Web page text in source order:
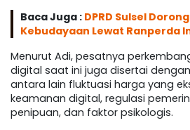
Baca Juga : DPRD Sulsel
Kebudayaan Lewat Ranperda
Menurut Adi, pesatnya
digital saat ini juga disertai
antara lain fluktuasi harga yang
keamanan digital, regulasi
penipuan, dan faktor psikologis.